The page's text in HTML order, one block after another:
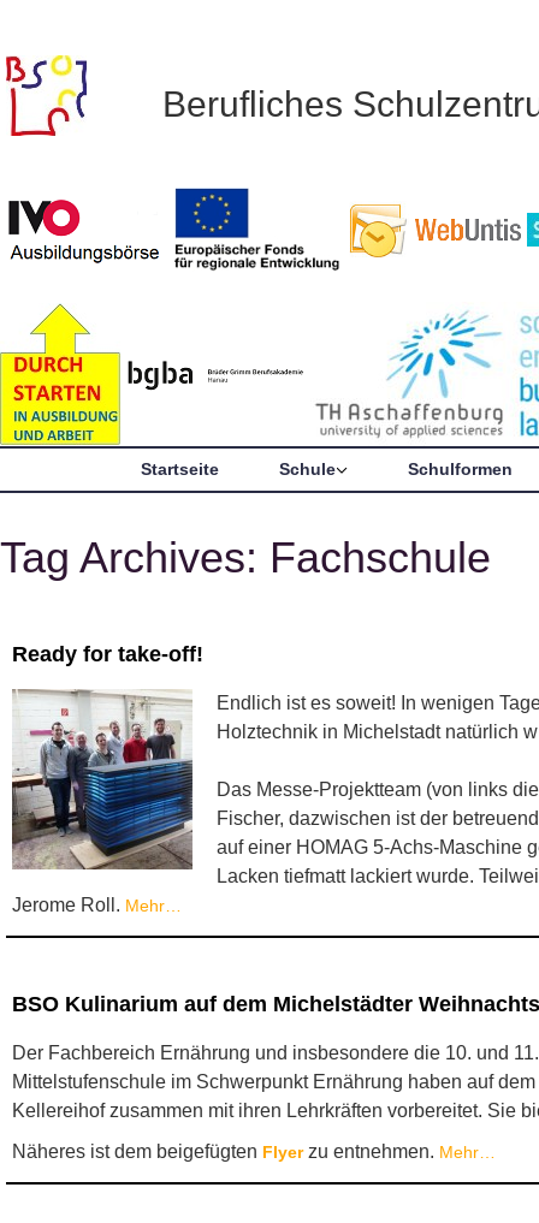
Berufliches
Startseite Schule Schulformen
Tag Archives: Fachschule
Ready for take-off!
Endlich ist es soweit! In wenigen
Holztechnik in Michelstadt natürlich
Das Messe-Projektteam (von links
Fischer, dazwischen ist der
auf einer HOMAG 5-Achs-Maschine
Lacken tiefmatt lackiert wurde.
Jerome Roll. Mehr…
BSO Kulinarium auf dem Michelstädter
Der Fachbereich Ernährung und insbesondere die 10. und
Mittelstufenschule im Schwerpunkt Ernährung haben auf
Kellereihof zusammen mit ihren Lehrkräften vorbereitet. Sie
Näheres ist dem beigefügten Flyerzu entnehmen. Mehr…